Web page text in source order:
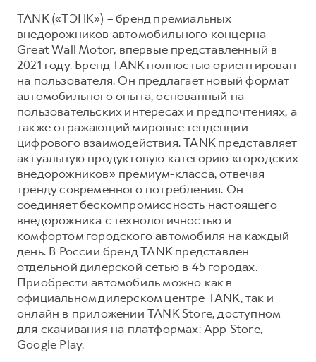
TANK («ТЭНК») – бренд премиальных
внедорожников автомобильного концерна
Great Wall Motor, впервые представленный в
2021 году. Бренд TANK полностью ориентирован
на пользователя. Он предлагает новый формат
автомобильного опыта, основанный на
пользовательских интересах и предпочтениях, а
также отражающий мировые тенденции
цифрового взаимодействия. TANK представляет
актуальную продуктовую категорию «городских
внедорожников» премиум-класса, отвечая
тренду современного потребления. Он
соединяет бескомпромиссность настоящего
внедорожника с технологичностью и
комфортом городского автомобиля на каждый
день. В России бренд TANK представлен
отдельной дилерской сетью в 45 городах.
Приобрести автомобиль можно как в
официальном дилерском центре TANK, так и
онлайн в приложении TANK Store, доступном
для скачивания на платформах: App Store,
Google Play.